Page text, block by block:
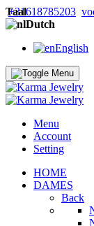
+31618785203
Taal
Dutch
English
Menu
Account
Setting
HOME
DAMES
Back